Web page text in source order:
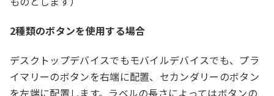
2種類のボタンを使用する場合
デスクトップデバイスでもモバイルデバイスでも、プラ
イマリーのボタンを右端に配置、セカンダリーのボタン
を左端に配置します。ラベルの長さによってはボタンの